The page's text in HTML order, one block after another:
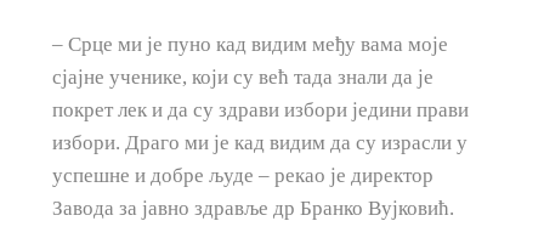
– Срце ми је пуно кад видим међу вама моје
сјајне ученике, који су већ тада знали да је
покрет лек и да су здрави избори једини прави
избори. Драго ми је кад видим да су израсли у
успешне и добре људе – рекао је директор
Завода за јавно здравље др Бранко Вујковић.